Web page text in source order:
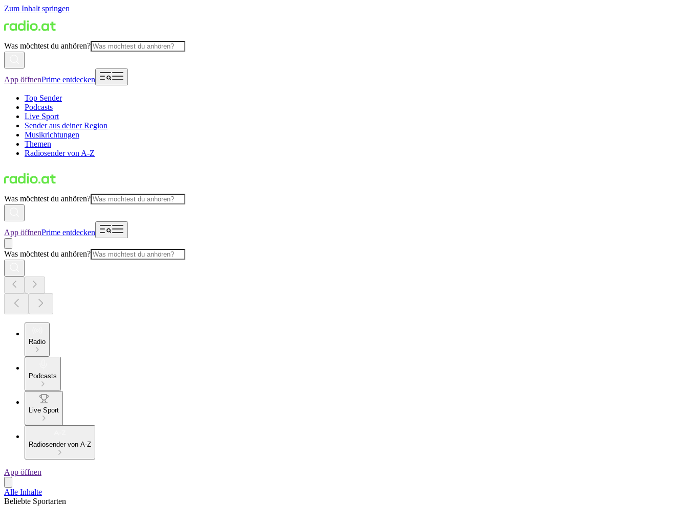
Zum Inhalt springen
Was möchtest du anhören?
App öffnenPrime entdecken
Top Sender
Podcasts
Live Sport
Sender aus deiner Region
Musikrichtungen
Themen
Radiosender von A-Z
Was möchtest du anhören?
App öffnenPrime entdecken
Was möchtest du anhören?
Radio
Podcasts
Live Sport
Radiosender von A-Z
App öffnen
Alle Inhalte
Beliebte Sportarten